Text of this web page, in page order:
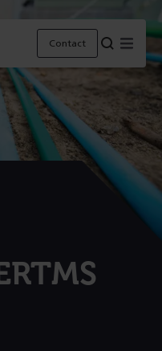
Contact